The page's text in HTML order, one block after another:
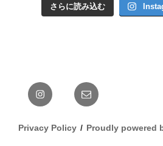
さらに読み込む
Instagram メ
ー
Privacy Policy Proudly powered